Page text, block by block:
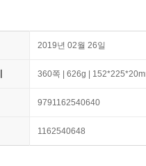
2019년 02월 26일
360쪽 | 626g |
9791162540640
1162540648